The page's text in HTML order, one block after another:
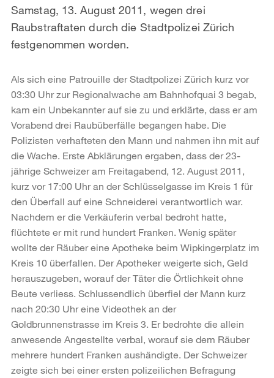
Samstag, 13. August 2011, wegen drei
Raubstraftaten durch die Stadtpolizei Zürich
festgenommen worden.
Als sich eine Patrouille der Stadtpolizei Zürich kurz vor
03:30 Uhr zur Regionalwache am Bahnhofquai 3 begab,
kam ein Unbekannter auf sie zu und erklärte, dass er am
Vorabend drei Raubüberfälle begangen habe. Die
Polizisten verhafteten den Mann und nahmen ihn mit auf
die Wache. Erste Abklärungen ergaben, dass der 23-
jährige Schweizer am Freitagabend, 12. August 2011,
kurz vor 17:00 Uhr an der Schlüsselgasse im Kreis 1 für
den Überfall auf eine Schneiderei verantwortlich war.
Nachdem er die Verkäuferin verbal bedroht hatte,
flüchtete er mit rund hundert Franken. Wenig später
wollte der Räuber eine Apotheke beim Wipkingerplatz im
Kreis 10 überfallen. Der Apotheker weigerte sich, Geld
herauszugeben, worauf der Täter die Örtlichkeit ohne
Beute verliess. Schlussendlich überfiel der Mann kurz
nach 20:30 Uhr eine Videothek an der
Goldbrunnenstrasse im Kreis 3. Er bedrohte die allein
anwesende Angestellte verbal, worauf sie dem Räuber
mehrere hundert Franken aushändigte. Der Schweizer
zeigte sich bei einer ersten polizeilichen Befragung